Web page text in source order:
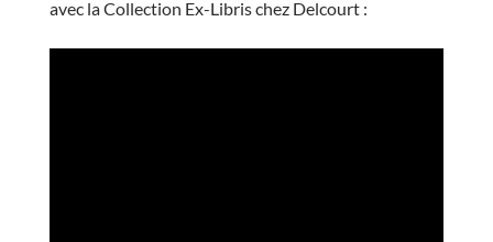
avec la Collection Ex-Libris chez Delcourt :